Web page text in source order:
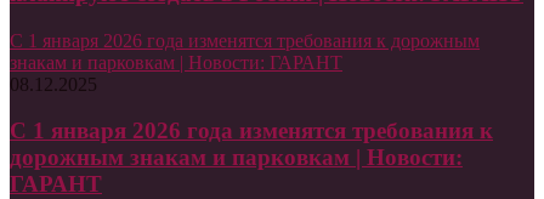
С 1 января 2026 года изменятся требования к дорожным
знакам и парковкам | Новости: ГАРАНТ
08.12.2025
С 1 января 2026 года изменятся требования к
дорожным знакам и парковкам | Новости:
ГАРАНТ